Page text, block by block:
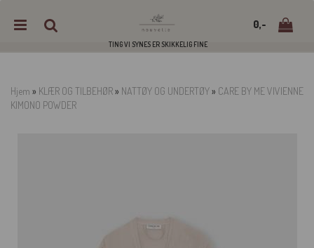
0,-
TING VI SYNES ER SKIKKELIG FINE
Hjem » KLÆR OG TILBEHØR» NATTØY OG UNDERTØY» CARE BY ME VIVIENNE
KIMONO POWDER